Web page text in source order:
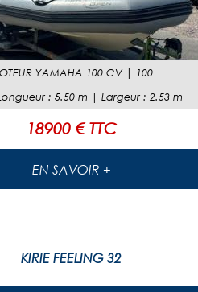
YAMAHA 100 CV|
100
: 5.50m | Largeur: 2.53m
18900 € TTC
EN SAVOIR +
KIRIE FEELING 32